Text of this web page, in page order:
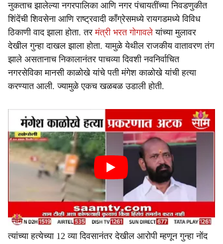
नुकताच झालेल्या नगरपालिका आणि नगर पंचायतींच्या निवडणुकीत
शिंदेंची शिवसेना आणि राष्ट्रवादी काँग्रेसमध्ये रायगडमध्ये विविध
ठिकाणी वाद झाला होता. तरमंत्री भरत गोगावलेयांच्या मुलावर
देखील गुन्हा दाखल झाला होता. यामुळे येथील राजकीय वातावरण तंग
झाले असतानाच निकालानंतर पाचव्या दिवशी नवनिर्वाचित
नगरसेविका मानसी काळोखे यांचे पती मंगेश काळोखे यांची हत्या
करण्यात आली. ज्यामुळे एकच खळबळ उडाली होती.
त्यांच्या हत्येच्या 12 व्या दिवसानंतर देखील आरोपी म्हणून गुन्हा नोंद